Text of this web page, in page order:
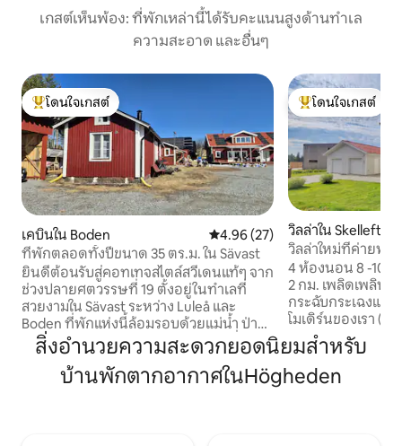
เกสต์เห็นพ้อง: ที่พักเหล่านี้ได้รับคะแนนสูงด้านทำเล
ความสะอาด และอื่นๆ
โดนใจเกสต์ที่สุด
โดนใจเกสต์
เคบินใน Boden คะแนนเฉลี่ย 4.96 จาก 5, 27 รีวิว
4.96 (27)
ที่พักตลอดทั้งปีขนาด 35 ตร.ม. ใน Sävast
ยินดีต้อนรับสู่คอทเทจสไตล์สวีเดนแท้ๆ จาก
ช่วงปลายศตวรรษที่ 19 ตั้งอยู่ในทำเลที่
สวยงามใน Sävast ระหว่าง Luleå และ
Boden ที่พักแห่งนี้ล้อมรอบด้วยแม่น้ำ ป่า
และทุ่งโล่ง ทำให้ได้สัมผัสการเข้าพักที่เงียบ
สงบและใกล้ชิดธรรมชาติ กระท่อมได้รับการ
ปรับปรุงอย่างพิถีพิถันด้วยสิ่งอำนวยความ
โดนใจเกสต์ที่สุด
โดนใจเกสต์
วิลล่าใน Skellefteå
วิลล่าใหม่ที่ค่ายพักแ
มิตรกับเด็ก
4 ห้องนอน 8 -10 เ
2 กม. เพลิดเพลินกับวันหยุดที่
กระฉับกระเฉงแล
โมเดิร์นของเรา (ส
Vitberget ใน
ครอบครัวที่มีพื้นที่ก
อยู่อย่างสวยงามใ
สวยงามพร้อมสิ่งอ
สิ่งอำนวยความสะดวกยอดนิยมสำหรับ
บ้านพักตากอากาศในHögheden